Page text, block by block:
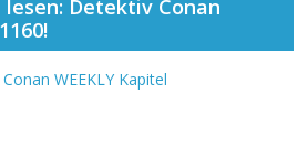
Detektiv Conan